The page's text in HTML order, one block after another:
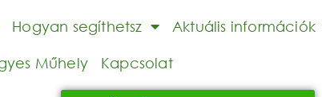
Hogyan segíthetsz Aktuális információk
Műhely Kapcsolat